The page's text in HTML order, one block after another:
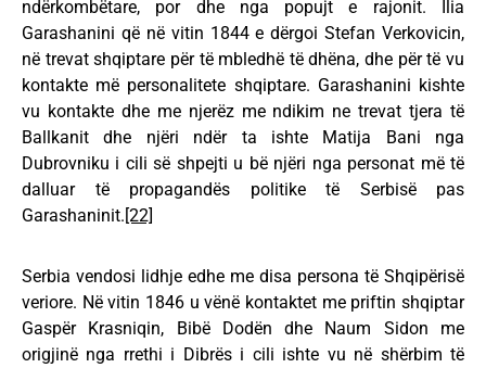
ndërkombëtare, por dhe nga popujt e rajonit. Ilia
Garashanini që në vitin 1844 e dërgoi Stefan Verkovicin,
në trevat shqiptare për të mbledhë të dhëna, dhe për të vu
kontakte më personalitete shqiptare. Garashanini kishte
vu kontakte dhe me njerëz me ndikim ne trevat tjera të
Ballkanit dhe njëri ndër ta ishte Matija Bani nga
Dubrovniku i cili së shpejti u bë njëri nga personat më të
dalluar të propagandës politike të Serbisë pas
Garashaninit.[22]
Serbia vendosi lidhje edhe me disa persona të Shqipërisë
veriore. Në vitin 1846 u vënë kontaktet me priftin shqiptar
Gaspër Krasniqin, Bibë Dodën dhe Naum Sidon me
origjinë nga rrethi i Dibrës i cili ishte vu në shërbim të